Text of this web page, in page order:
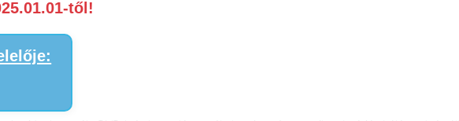
től!